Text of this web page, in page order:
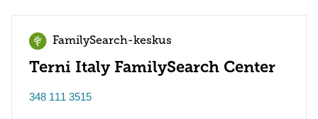
FamilySearch-keskus
Terni Italy FamilySearch Center
348 111 3515